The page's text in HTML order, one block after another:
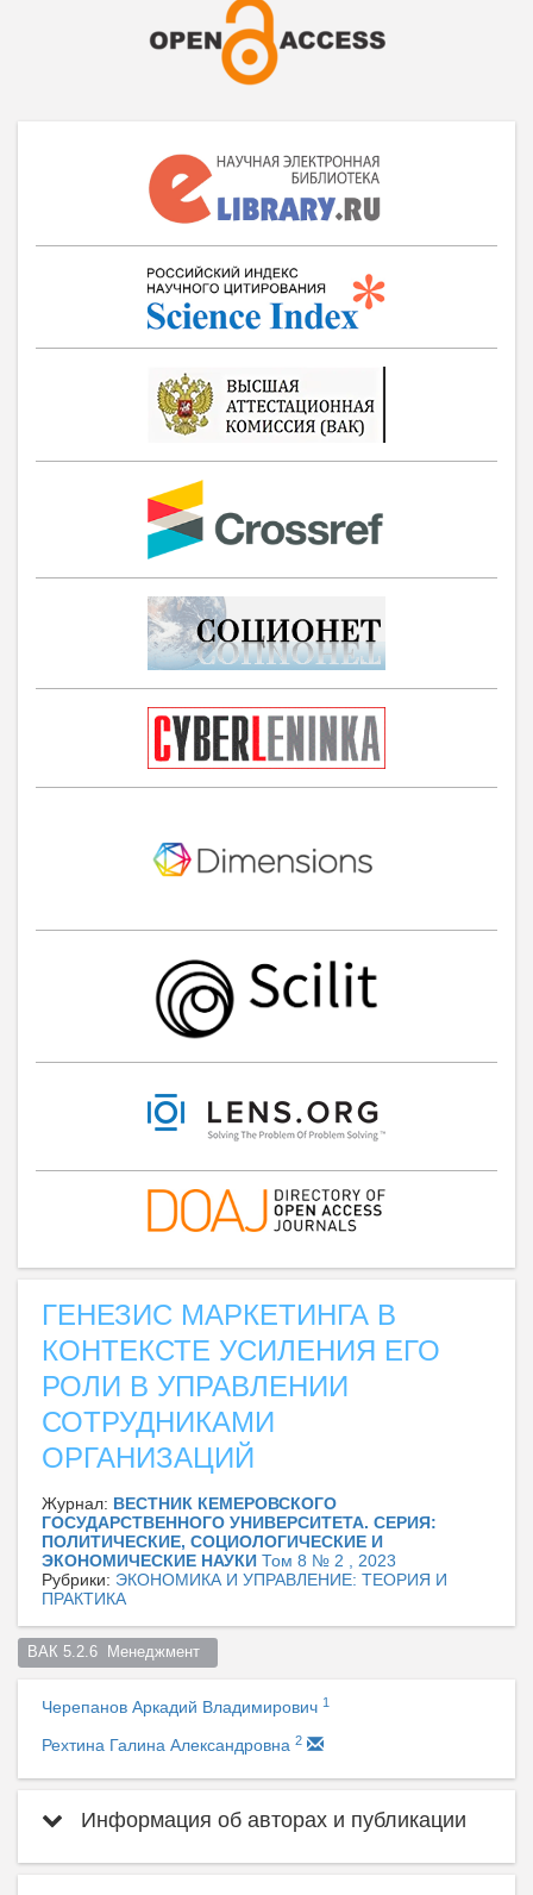
ГЕНЕЗИС МАРКЕТИНГА В
КОНТЕКСТЕ УСИЛЕНИЯ ЕГО
РОЛИ В УПРАВЛЕНИИ
СОТРУДНИКАМИ
ОРГАНИЗАЦИЙ
Журнал: ВЕСТНИК КЕМЕРОВСКОГО
ГОСУДАРСТВЕННОГО УНИВЕРСИТЕТА. СЕРИЯ:
ПОЛИТИЧЕСКИЕ, СОЦИОЛОГИЧЕСКИЕ И
ЭКОНОМИЧЕСКИЕ НАУКИ Том 8 № 2 , 2023
Рубрики: ЭКОНОМИКА И УПРАВЛЕНИЕ: ТЕОРИЯ И
ПРАКТИКА
ВАК 5.2.6  Менеджмент
Черепанов Аркадий Владимирович 1
Рехтина Галина Александровна 2
Информация об авторах и публикации